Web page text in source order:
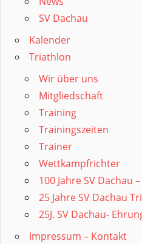
SV Dachau
Kalender
Triathlon
Wir über uns
Mitgliedschaft
Training
Trainingszeiten
Trainer
Wettkampfrichter
100 Jahre SV Dachau
25 Jahre SV Dachau
25J. SV Dachau-
Impressum – Kontakt